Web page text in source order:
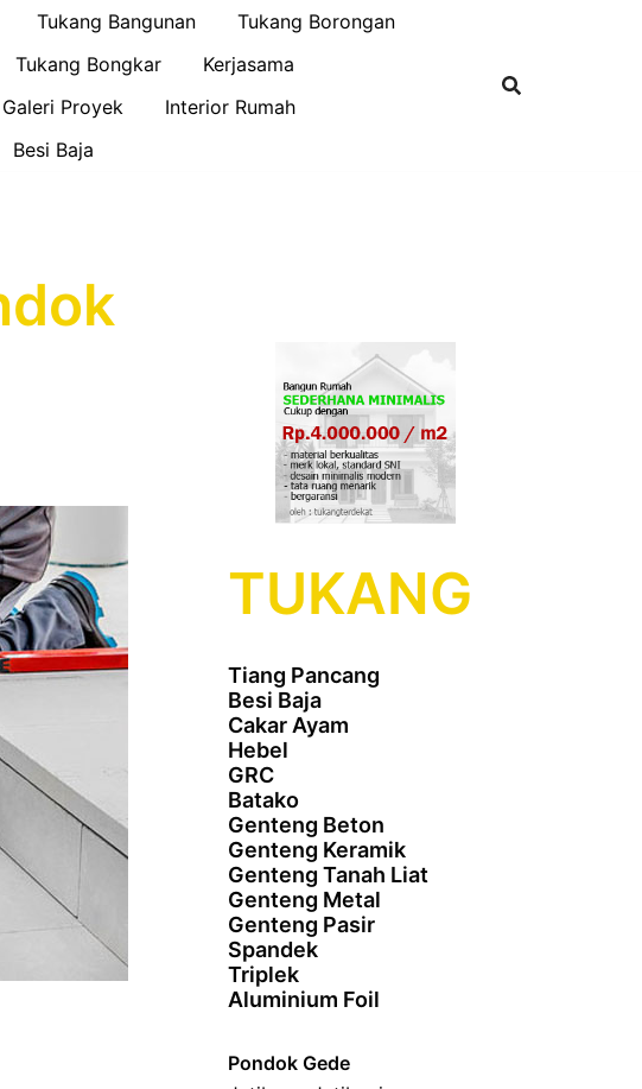
Tukang Bangunan
Tukang Borongan
Tukang Bongkar
Kerjasama
Galeri Proyek
Interior Rumah
Besi Baja
TUKANG
Tiang Pancang
Besi Baja
Cakar Ayam
Hebel
GRC
Batako
Genteng Beton
Genteng Keramik
Genteng Tanah Liat
Genteng Metal
Genteng Pasir
Spandek
Triplek
Aluminium Foil
Pondok Gede